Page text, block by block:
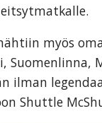
myös
Suomenlinna,
ilman
Shuttle